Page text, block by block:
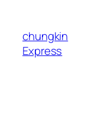
chungkin
Express